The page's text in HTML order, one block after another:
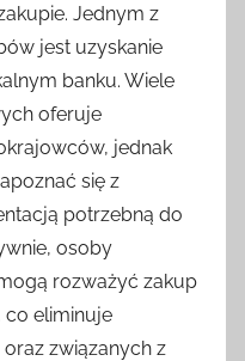
Jednym z
jest uzyskanie
banku. Wiele
oferuje
jednak
się z
potrzebną do
osoby
rozważyć zakup
co eliminuje
związanych z